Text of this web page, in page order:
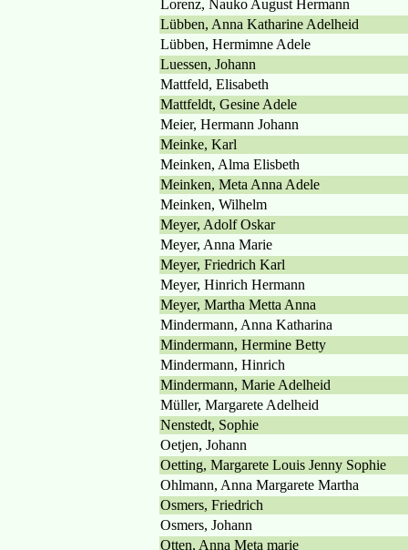
Lorenz, Nauko August Hermann
Lübben, Anna Katharine Adelheid
Lübben, Hermimne Adele
Luessen, Johann
Mattfeld, Elisabeth
Mattfeldt, Gesine Adele
Meier, Hermann Johann
Meinke, Karl
Meinken, Alma Elisbeth
Meinken, Meta Anna Adele
Meinken, Wilhelm
Meyer, Adolf Oskar
Meyer, Anna Marie
Meyer, Friedrich Karl
Meyer, Hinrich Hermann
Meyer, Martha Metta Anna
Mindermann, Anna Katharina
Mindermann, Hermine Betty
Mindermann, Hinrich
Mindermann, Marie Adelheid
Müller, Margarete Adelheid
Nenstedt, Sophie
Oetjen, Johann
Oetting, Margarete Louis Jenny Sophie
Ohlmann, Anna Margarete Martha
Osmers, Friedrich
Osmers, Johann
Otten, Anna Meta marie